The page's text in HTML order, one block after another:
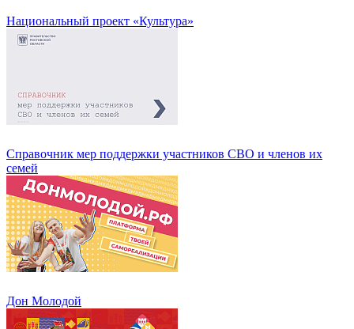
Национальный проект «Культура»
Справочник мер поддержки участников СВО и членов их
семей
Дон Молодой